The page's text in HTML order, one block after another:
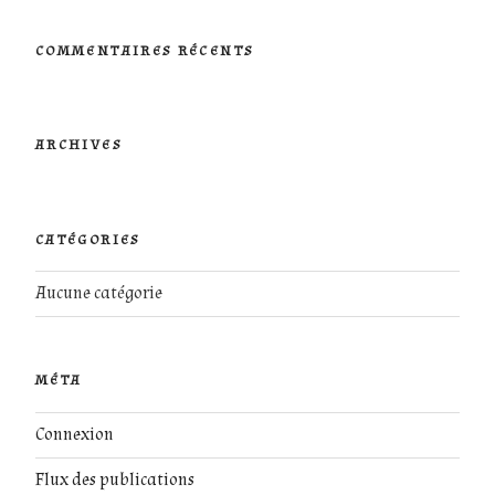
COMMENTAIRES RÉCENTS
ARCHIVES
CATÉGORIES
Aucune catégorie
MÉTA
Connexion
Flux des publications